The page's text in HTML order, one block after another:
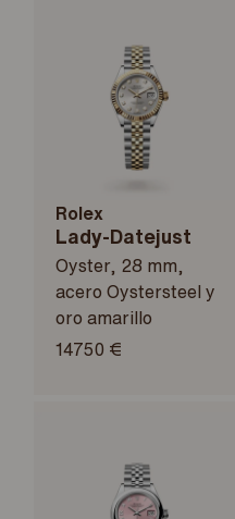
Rolex
Lady-Datejust
Oyster, 28 mm,
acero Oystersteel y
oro amarillo
14750 €